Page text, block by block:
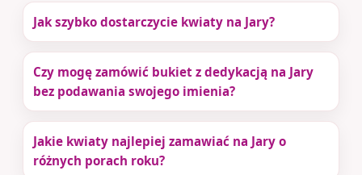
Jak szybko dostarczycie kwiaty na Jary?
Czy mogę zamówić bukiet z dedykacją na Jary
bez podawania swojego imienia?
Jakie kwiaty najlepiej zamawiać na Jary o
różnych porach roku?